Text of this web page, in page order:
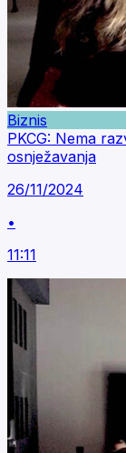
Biznis
PKCG: Nema
osnježavanja
26/11/2024
•
11:11